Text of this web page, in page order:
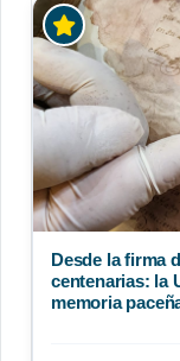
Desde la firma
centenarias: la
memoria